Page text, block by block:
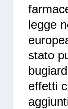
legge
stato
effetti